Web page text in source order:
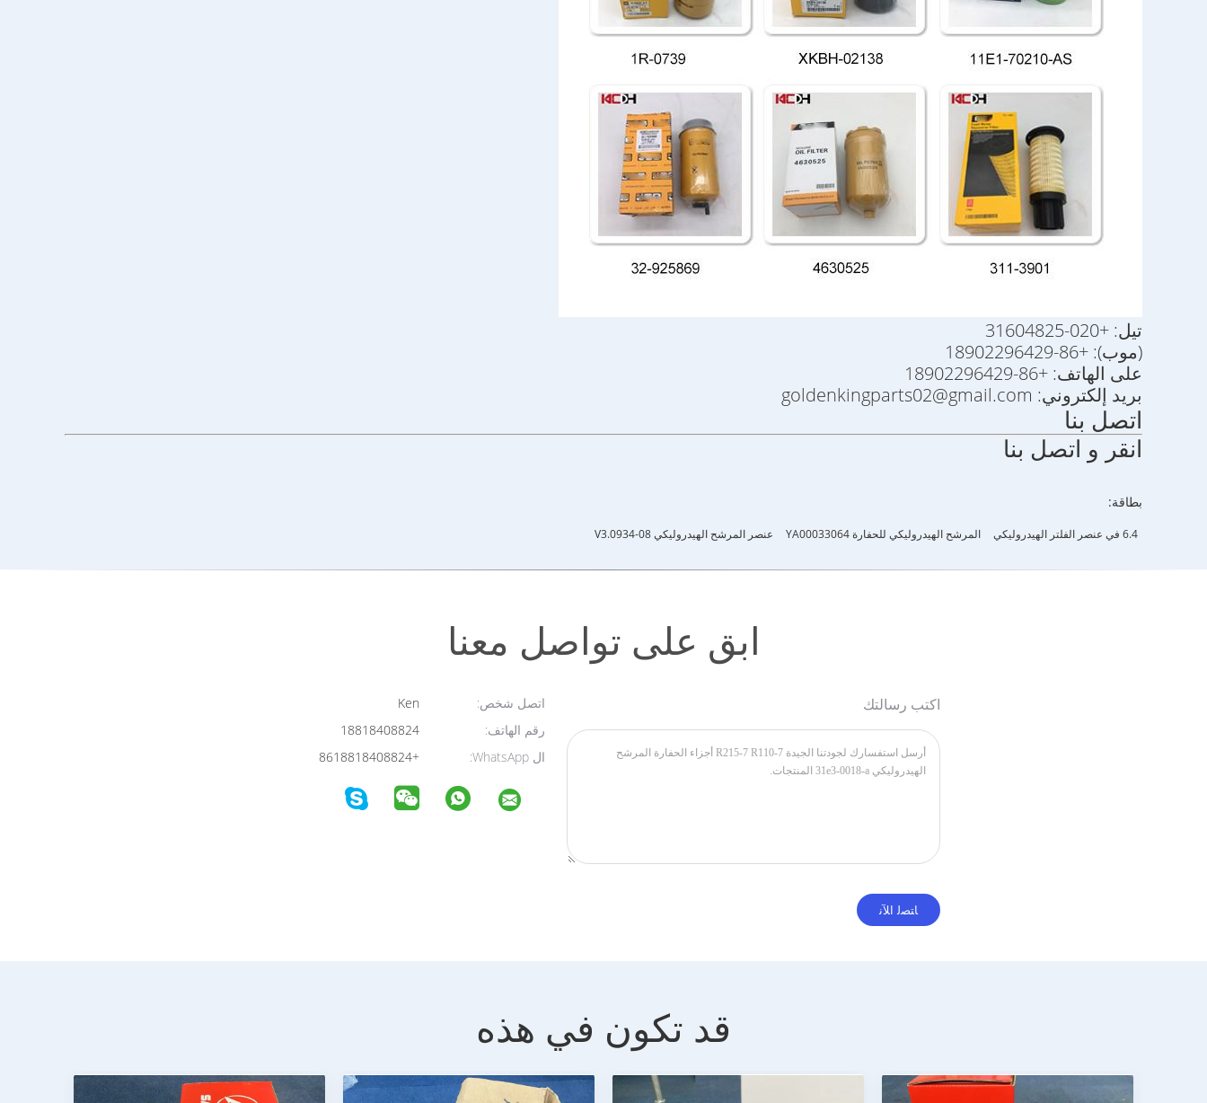
تيل: +020-31604825
(موب): +86-18902296429
على الهاتف: +86-18902296429
بريد إلكتروني: goldenkingparts02@gmail.com
اتصل بنا
انقر و اتصل بنا
بطاقة:
6.4 في عنصر الفلتر الهيدروليكي المرشح الهيدروليكي للحفارة YA00033064 عنصر المرشح الهيدروليكي V3.0934-08
ابق على تواصل معنا
اتصل شخص:
رقم الهاتف:
ال WhatsApp:
+8618818408824
اكتب رسالتك
قد تكون في هذه